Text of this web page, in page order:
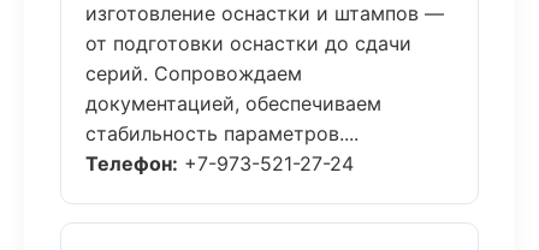
изготовление оснастки и штампов —
от подготовки оснастки до сдачи
серий. Сопровождаем
документацией, обеспечиваем
стабильность параметров....
Телефон: +7-973-521-27-24